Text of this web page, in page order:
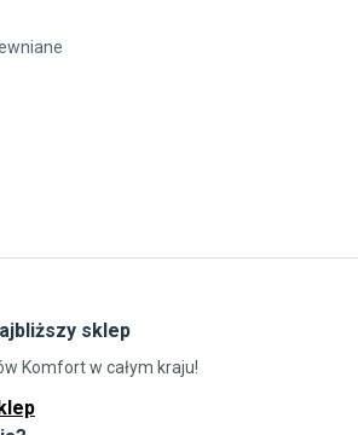
(górne)sklep
Komfort w całym kraju!